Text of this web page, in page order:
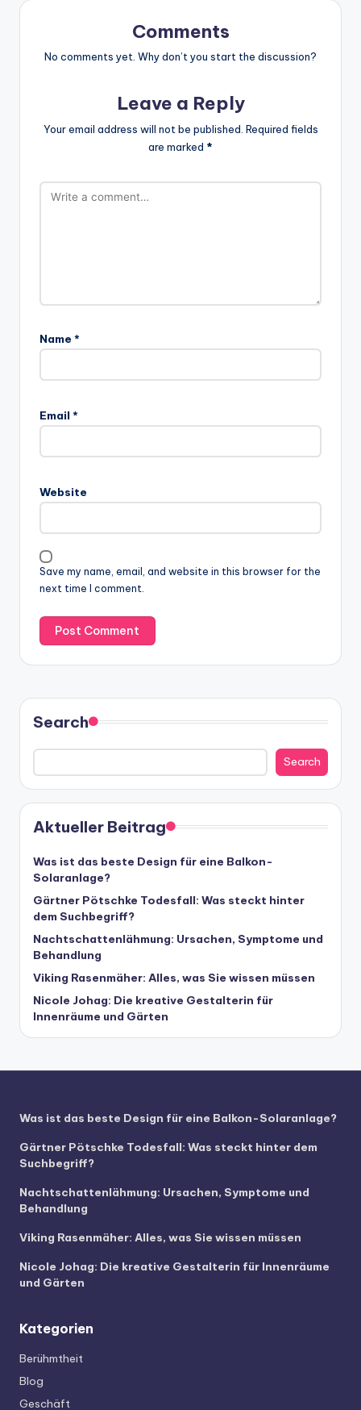
Comments
No comments yet. Why don’t you start the discussion?
Leave a Reply
Your email address will not be published. Required fields
are marked *
Name *
Email *
Website
Save my name, email, and website in this browser for the
next time I comment.
Search
Search
Aktueller Beitrag
Was ist das beste Design für eine Balkon-
Solaranlage?
Gärtner Pötschke Todesfall: Was steckt hinter
dem Suchbegriff?
Nachtschattenlähmung: Ursachen, Symptome und
Behandlung
Viking Rasenmäher: Alles, was Sie wissen müssen
Nicole Johag: Die kreative Gestalterin für
Innenräume und Gärten
Was ist das beste Design für eine Balkon-Solaranlage?
Gärtner Pötschke Todesfall: Was steckt hinter dem
Suchbegriff?
Nachtschattenlähmung: Ursachen, Symptome und
Behandlung
Viking Rasenmäher: Alles, was Sie wissen müssen
Nicole Johag: Die kreative Gestalterin für Innenräume
und Gärten
Kategorien
Berühmtheit
Blog
Geschäft